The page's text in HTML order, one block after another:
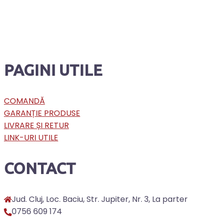
PAGINI UTILE
COMANDĂ
GARANȚIE PRODUSE
LIVRARE ȘI RETUR
LINK-URI UTILE
CONTACT
Jud. Cluj, Loc. Baciu, Str. Jupiter, Nr. 3, La parter
0756 609 174